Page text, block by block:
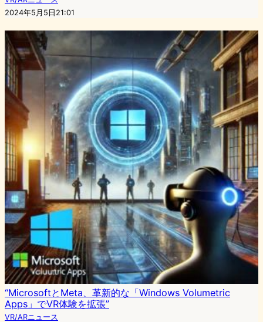
2024年5月5日21:01
“MicrosoftとMeta、革新的な「Windows Volumetric
Apps」でVR体験を拡張”
VR/ARニュース